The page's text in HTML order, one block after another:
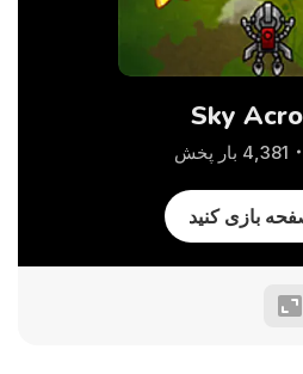
Sky
4,381 بار پخش
بازی کنید